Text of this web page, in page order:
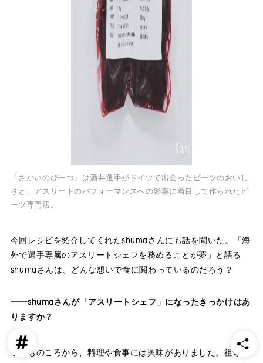
#楽天イーグルス
#サッカー
#トップアスリートの愛用品
#アスリートのセカンドキャリア
「さかいのびーつ」は酒井選手がドイツで出会ったビーツのおいし
さと、アスリートのパフォーマンスへの影響に着目して作られたビ
ーツ専門店。
今回レシピを紹介してくれたshumaさんにも話を聞いた。「海
外で選手専属のアスリートシェフを務めることが夢」と語る
shumaさんは、どんな想いで食に関わっているのだろう？
――shumaさんが「アスリートシェフ」になったきっかけはあ
りますか？
子どものころから、料理や食事には興味がありました。祖母に
#
#サッカー
#バスケットボール
#トップアスリートの愛用品
#アスリートのセカンドキャリア
#渡辺皓太 #Sports for Everyone
#Green for Future
#科学部
#細田佳央太 #一力遼
#マテウス・トゥーレル
#内野航太郎
#宮崎友花 #志田千陽 #山口茜
#渡邉航貴
#バドミントン
#瀬口大翔 #濱﨑健斗
#山田海斗
#佐藤直樹
#宋家豪
#中沢匠磨
#大坪梓恩 #幌村黛汰 #阪上翔也 #九谷瑠